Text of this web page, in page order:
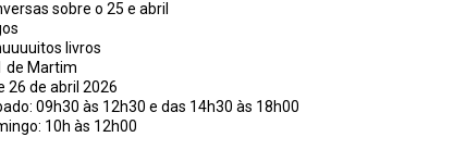
sobre o 25 e abril
livros
de Martim
26 de abril 2026
09h30 às 12h30 e das 14h30 às 18h00
10h às 12h00